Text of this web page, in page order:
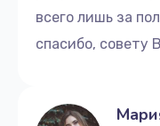
всего лишь за
спасибо, совету